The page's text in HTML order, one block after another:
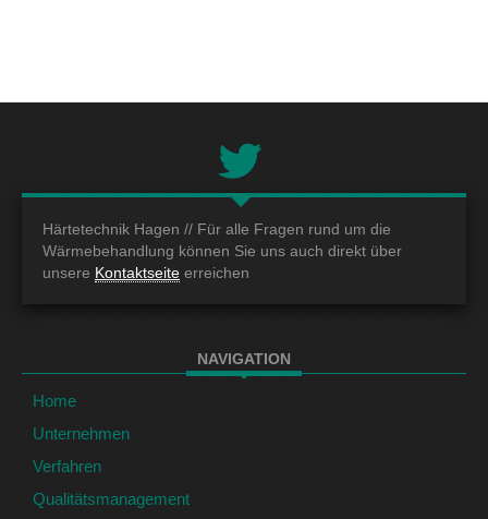
Härtetechnik Hagen // Für alle Fragen rund um die
Wärmebehandlung können Sie uns auch direkt über
unsere Kontaktseite erreichen
NAVIGATION
Home
Unternehmen
Verfahren
Qualitätsmanagement